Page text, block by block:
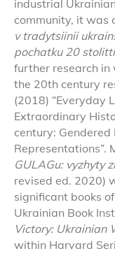
industrial
community, it was
v tradytsiinii
pochatku 20
further research in
the 20th century
(2018) “Everyday
Extraordinary
century: Gendered
Representations”.
GULAGu: vyzhyty
revised ed. 2020)
significant books
Ukrainian Book
Victory: Ukrainian
within Harvard